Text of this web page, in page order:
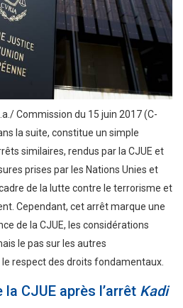
Commission du 15 juin 2017 (C-
la suite, constitue un simple
similaires, rendus par la CJUE et
prises par les Nations Unies et
de la lutte contre le terrorisme et
Cependant, cet arrêt marque une
de la CJUE, les considérations
le pas sur les autres
respect des droits fondamentaux.
CJUE après l’arrêt Kadi